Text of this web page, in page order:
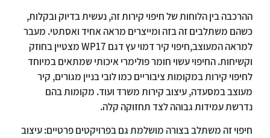
ההרכבה בין הלוחות של חיפוי קירות זה, נעשית בדיוק ובקלות,
כשהם משתלבים זה בזה ומייצרים מראה אחיד ואסתטי. מעבר
למראה המעוצב,חיפוי קיר דמוי עץ דגם WP17 מצטיין בחוזק
וקשיחות. החיפוי עשוי חומר פולימרי איכותי שמתאים במיוחד
לחיפוי קירות במקומות ציבוריים כמו לובי בניין מגורים, קיר
מעוצב במסעדה, עיצוב קירות משרד ועוד. מקומות בהם
נדרשת עמידות גבוהה לצד תחזוקה קלה.
חיפוי זה משתלב בצורה מושלמת גם בפרויקטים פרטיים: עיצוב